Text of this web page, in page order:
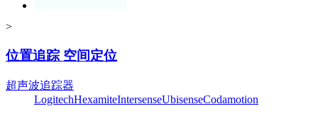
>
位置追踪 空间定位
超声波追踪器
LogitechHexamiteIntersenseUbisenseCodamotion